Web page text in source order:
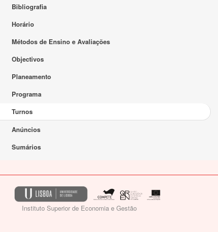
Bibliografia
Horário
Métodos de Ensino e Avaliações
Objectivos
Planeamento
Programa
Turnos
Anúncios
Sumários
Instituto Superior de Economia e Gestão